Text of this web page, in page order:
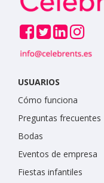
USUARIOS
Cómo funciona
Preguntas frecuentes
Bodas
Eventos de empresa
Fiestas infantiles